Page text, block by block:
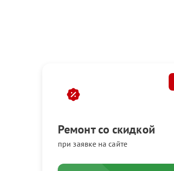
Ремонт со скидкой
при заявке на сайте